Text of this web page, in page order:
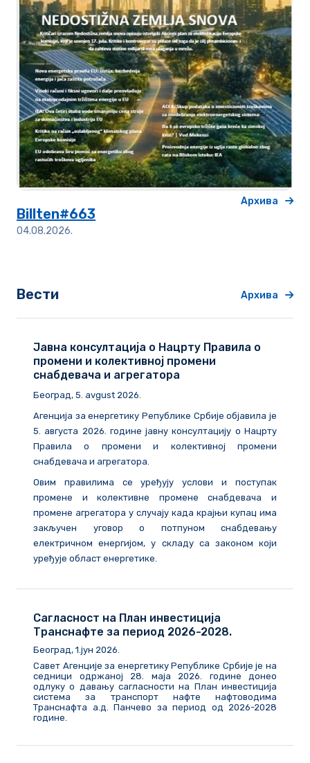
Billten#663
04.08.2026.
Архива
Вести Архива
Јавна консултација о Нацрту Правила о
промени и колективној промени
снабдевача и агрегатора
Београд, 5. avgust 2026.
Агенција за енергетику Републике Србије објавила је
5. августа 2026. годинејавну консултацију о Нацрту
Правила о промени и колективној промени
снабдевача и агрегатора.
Овим правилима се уређују услови и поступак
промене и колективне промене снабдевача и
промене агрегатора у случају када крајњи купац има
закључен уговор о потпуном снабдевању
електричном енергијом, у складу са законом који
уређује област енергетике.
Сагласност на План инвестиција
Транснафте за период 2026-2028.
Београд, 1.јун 2026.
Савет Агенције за енергетику Републике Србије је на
седници одржаној 28. маја 2026. године донео
одлуку о давању сагласности на План инвестиција
система за транспорт нафте нафтоводима
Транснафта а.д. Панчево за период од 2026-2028
године.